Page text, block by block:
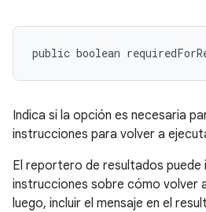
public boolean
Indica si la opción es necesaria
instrucciones para volver a
El reportero de resultados
instrucciones sobre cómo volver
luego, incluir el mensaje en el